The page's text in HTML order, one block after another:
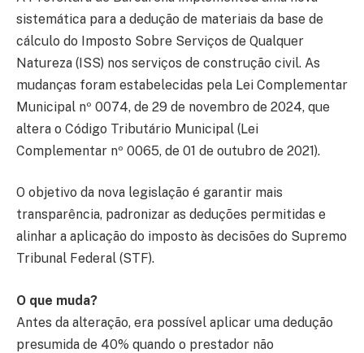
sistemática para a dedução de materiais da base de
cálculo do Imposto Sobre Serviços de Qualquer
Natureza (ISS) nos serviços de construção civil. As
mudanças foram estabelecidas pela Lei Complementar
Municipal nº 0074, de 29 de novembro de 2024, que
altera o Código Tributário Municipal (Lei
Complementar nº 0065, de 01 de outubro de 2021).
O objetivo da nova legislação é garantir mais
transparência, padronizar as deduções permitidas e
alinhar a aplicação do imposto às decisões do Supremo
Tribunal Federal (STF).
O que muda?
Antes da alteração, era possível aplicar uma dedução
presumida de 40% quando o prestador não